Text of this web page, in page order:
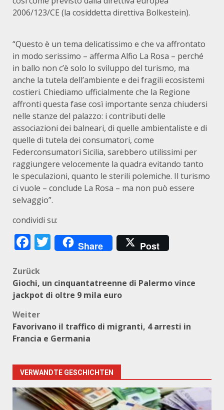
2006/123/CE (la cosiddetta direttiva Bolkestein).
“Questo è un tema delicatissimo e che va affrontato
in modo serissimo – afferma Alfio La Rosa – perché
in ballo non c’è solo lo sviluppo del turismo, ma
anche la tutela dell’ambiente e dei fragili ecosistemi
costieri. Chiediamo ufficialmente che la Regione
affronti questa fase così importante senza chiudersi
nelle stanze del palazzo: i contributi delle
associazioni dei balneari, di quelle ambientaliste e di
quelle di tutela dei consumatori, come
Federconsumatori Sicilia, sarebbero utilissimi per
raggiungere velocemente la quadra evitando tanto
le speculazioni, quanto le sterili polemiche. Il turismo
ci vuole – conclude La Rosa – ma non può essere
selvaggio”.
condividi su:
Facebook
Twitter
Share Post
Beitragsnavigation
Zurück
Giochi, un cinquantatreenne di Palermo vince
jackpot di oltre 9 mila euro
Weiter
Favorivano il traffico di migranti, 4 arresti in
Francia e Germania
VERWANDTE GESCHICHTEN